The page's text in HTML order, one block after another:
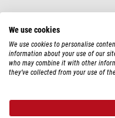
Visa mer...
We use cookies
We use cookies to personalise
information about your use of our
who may combine it with other
they’ve collected from your use of